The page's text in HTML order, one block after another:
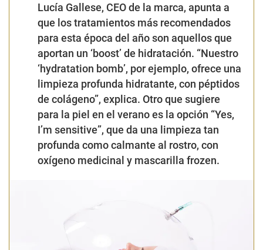
Lucía Gallese, CEO de la marca, apunta a
que los tratamientos más recomendados
para esta época del año son aquellos que
aportan un ‘boost’ de hidratación. “Nuestro
‘hydratation bomb’, por ejemplo, ofrece una
limpieza profunda hidratante, con péptidos
de colágeno”, explica. Otro que sugiere
para la piel en el verano es la opción “Yes,
I’m sensitive”, que da una limpieza tan
profunda como calmante al rostro, con
oxígeno medicinal y mascarilla frozen.